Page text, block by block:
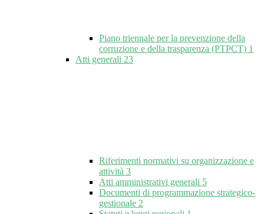
Piano triennale per la prevenzione della
corruzione e della trasparenza (PTPCT) 1
Atti generali 23
Riferimenti normativi su organizzazione e
attività 3
Atti amministrativi generali 5
Documenti di programmazione strategico-
gestionale 2